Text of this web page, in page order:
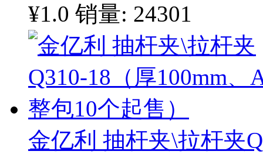
¥1.0 销量: 24301
金亿利 抽杆夹\拉杆夹